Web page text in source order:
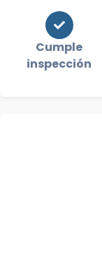
Cumple
inspección